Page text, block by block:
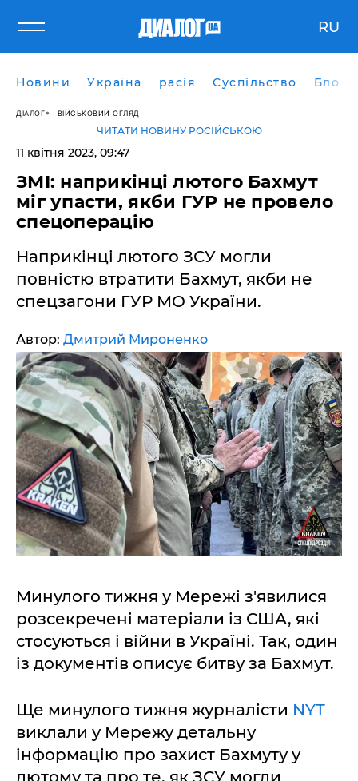
RU
Новини Україна расія Суспільство Блоги
ДІАЛОГ ВІЙСЬКОВИЙ ОГЛЯД
ЧИТАТИ НОВИНУ РОСІЙСЬКОЮ
11 квітня 2023, 09:47
ЗМІ: наприкінці лютого Бахмут
міг упасти, якби ГУР не провело
спецоперацію
Наприкінці лютого ЗСУ могли
повністю втратити Бахмут, якби не
спецзагони ГУР МО України.
Автор: Дмитрий Мироненко
Минулого тижня у Мережі з'явилися
розсекречені матеріали із США, які
стосуються і війни в Україні. Так, один
із документів описує битву за Бахмут.
Ще минулого тижня журналісти NYT
виклали у Мережу детальну
інформацію про захист Бахмуту у
лютому та про те, як ЗСУ могли